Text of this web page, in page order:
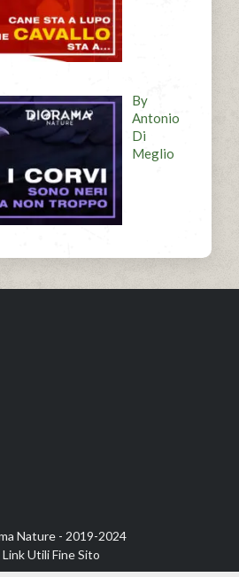
By
Antonio
Di
Meglio
Nature - 2019-2024
Link Utili Fine Sito